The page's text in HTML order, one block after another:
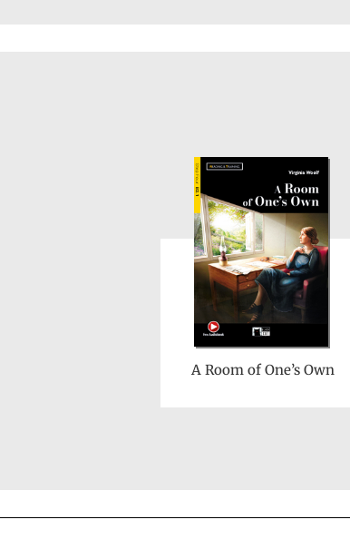
A Room of One’s Own